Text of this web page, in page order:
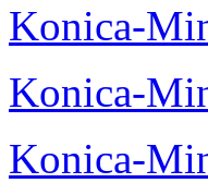
Konica-
Konica-
Konica-